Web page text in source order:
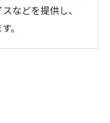
などを提供し、
。